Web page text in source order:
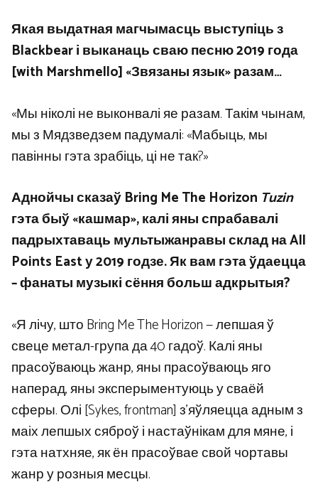
Якая выдатная магчымасць выступіць з
Blackbear і выканаць сваю песню 2019 года
[with Marshmello] «Звязаны язык» разам…
«Мы ніколі не выконвалі яе разам. Такім чынам,
мы з Мядзведзем падумалі: «Мабыць, мы
павінны гэта зрабіць, ці не так?»
Аднойчы сказаў Bring Me The Horizon Tuzin
гэта быў «кашмар», калі яны спрабавалі
падрыхтаваць мультыжанравы склад на All
Points East у 2019 годзе. Як вам гэта ўдаецца
– фанаты музыкі сёння больш адкрытыя?
«Я лічу, што Bring Me The Horizon — лепшая ў
свеце метал-група да 40 гадоў. Калі яны
прасоўваюць жанр, яны прасоўваюць яго
наперад, яны эксперыментуюць у сваёй
сферы. Олі [Sykes, frontman] з’яўляецца адным з
маіх лепшых сяброў і настаўнікам для мяне, і
гэта натхняе, як ён прасоўвае свой чортавы
жанр у розныя месцы.